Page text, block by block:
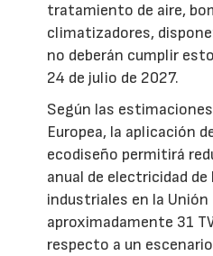
tratamiento de aire,
climatizadores,
no deberán cumplir
24 de julio de 2027.
Según las
Europea, la aplicación
ecodiseño permitirá
anual de electricidad
industriales en la Unión
aproximadamente 31
respecto a un